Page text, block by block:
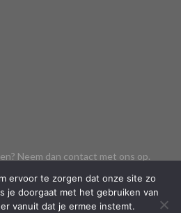
Neem dan contact met ons op.
ervoor te zorgen dat onze site zo
je doorgaat met het gebruiken van
vanuit dat je ermee instemt.